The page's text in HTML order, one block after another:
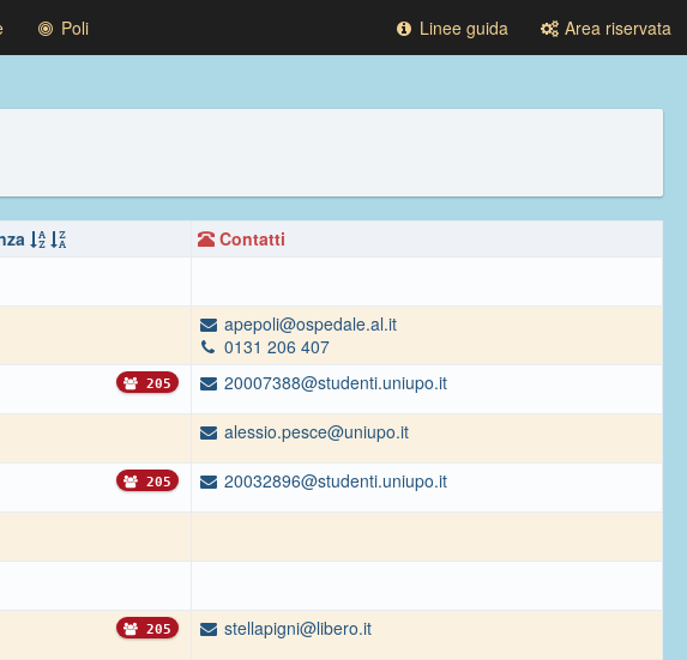
Poli Linee guida Area riservata
Contatti
apepoli@ospedale.al.it
0131 206 407
205 20007388@studenti.uniupo.it
alessio.pesce@uniupo.it
205 20032896@studenti.uniupo.it
205 stellapigni@libero.it